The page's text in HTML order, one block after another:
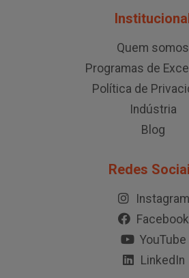
Quem somos
Programas de
Política de
Indústria
Blog
Redes
Instagram
Facebook
YouTube
LinkedIn